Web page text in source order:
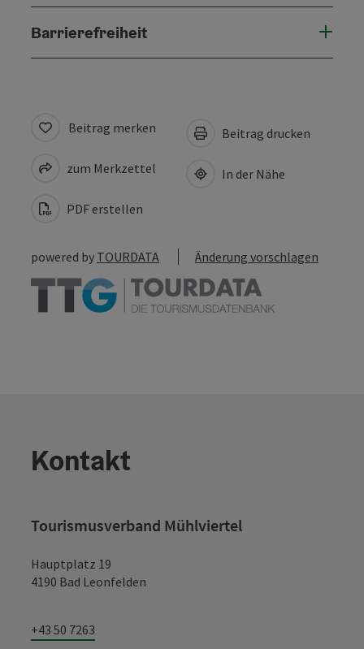
Barrierefreiheit
Beitrag merken
zum Merkzettel
PDF erstellen
Beitrag drucken
In der Nähe
powered by TOURDATA Änderung vorschlagen
Kontakt
Tourismusverband Mühlviertel
Hauptplatz 19
4190 Bad Leonfelden
+43 50 7263